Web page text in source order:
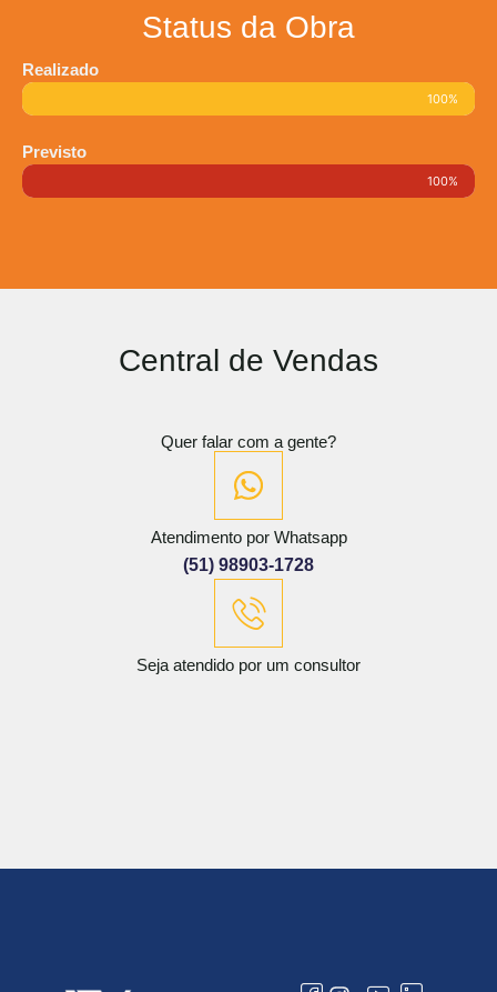
Status da Obra
Realizado
100%
Previsto
100%
Central de Vendas
Quer falar com a gente?
Atendimento por Whatsapp
(51) 98903-1728
Seja atendido por um consultor